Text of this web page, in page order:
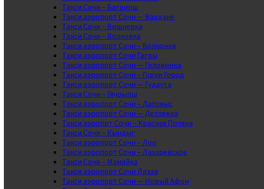
Такси Сочи – Багрипш
Такси аэропорт Сочи — Вардане
Такси Сочи – Вишневка
Такси Сочи – Волковка
Такси аэропорт Сочи – Волконка
Такси аэропорт Сочи Гагры
Такси аэропорт Сочи — Головинка
Такси аэропорт Сочи – Горки Город
Такси аэропорт Сочи — Гудаута
Такси Сочи – Гячрыпш
Такси аэропорт Сочи – Дагомыс
Такси аэропорт Сочи — Детляжка
Такси аэропрт Сочи – Красная Поляна
Такси Сочи – Кындыг
Такси аэропорт Сочи – Лоо
Такси аэропорт Сочи – Лазаревское
Такси Сочи – Мамайка
Такси аэропорт Сочи Лдзаа
Такси аэропорт Сочи — Новый Афон